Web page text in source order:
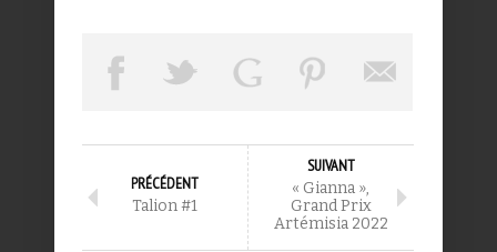
PRÉCÉDENT
Talion #1
SUIVANT
« Gianna »,
Grand Prix
Artémisia 2022